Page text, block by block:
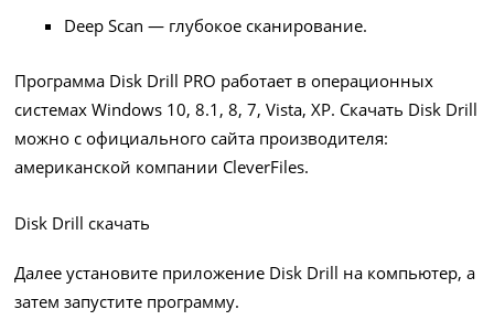
Deep Scan — глубокое сканирование.
Программа Disk Drill PRO работает в операционных
системах Windows 10, 8.1, 8, 7, Vista, XP. Скачать Disk Drill
можно с официального сайта производителя:
американской компании CleverFiles.
Disk Drill скачать
Далее установите приложение Disk Drill на компьютер, а
затем запустите программу.